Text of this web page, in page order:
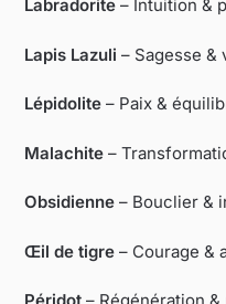
Labradorite – Intuition &
Lapis Lazuli – Sagesse &
Lépidolite – Paix &
Malachite –
Obsidienne – Bouclier &
Œil de tigre – Courage &